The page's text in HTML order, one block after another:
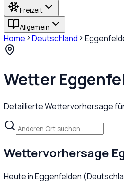
Freizeit
Allgemein
Home Deutschland
Wetter
Detaillierte Wettervorhersage
Wettervorhersage
Heute inEggenfelden (